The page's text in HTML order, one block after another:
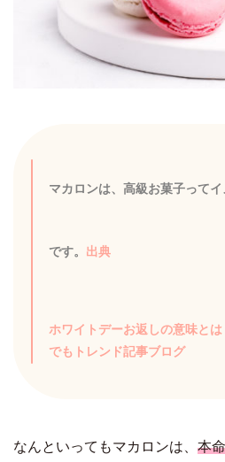
マカロンは、高級お菓子って
です。 出典
ホワイトデーお返しの意味と
でもトレンド記事ブログ
なんといってもマカロンは、 本